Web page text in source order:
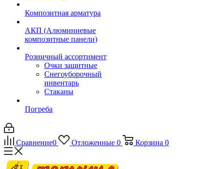
Композитная арматура
АКП (Алюминиевые
композитные панели)
Розничный ассортимент
Очки защитные
Снегоуборочный
инвентарь
Стаканы
Погреба
Сравнение0 Отложенные 0 Корзина 0